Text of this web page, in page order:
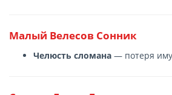
Малый Велесов Сонник
Челюсть сломана — потеря